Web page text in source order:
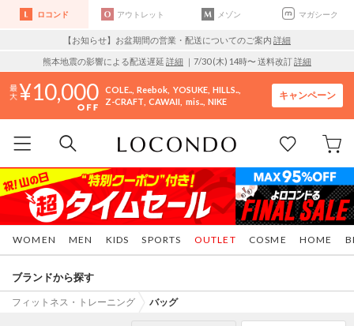
ロコンド アウトレット メゾン マガシーク
【お知らせ】お盆期間の営業・配送についてのご案内 詳細
熊本地震の影響による配送遅延 詳細 ｜7/30 (木) 14時〜 送料改訂詳細
10,000 COLE.. Reebok YOSUKE HILLS..
Z-CRAFT CAWAII mis.. NIKE
キャンペーン
WOMEN MEN KIDS SPORTS COSME HOME
OUTLET
ブランドから探す
フィットネス・トレーニング バッグ